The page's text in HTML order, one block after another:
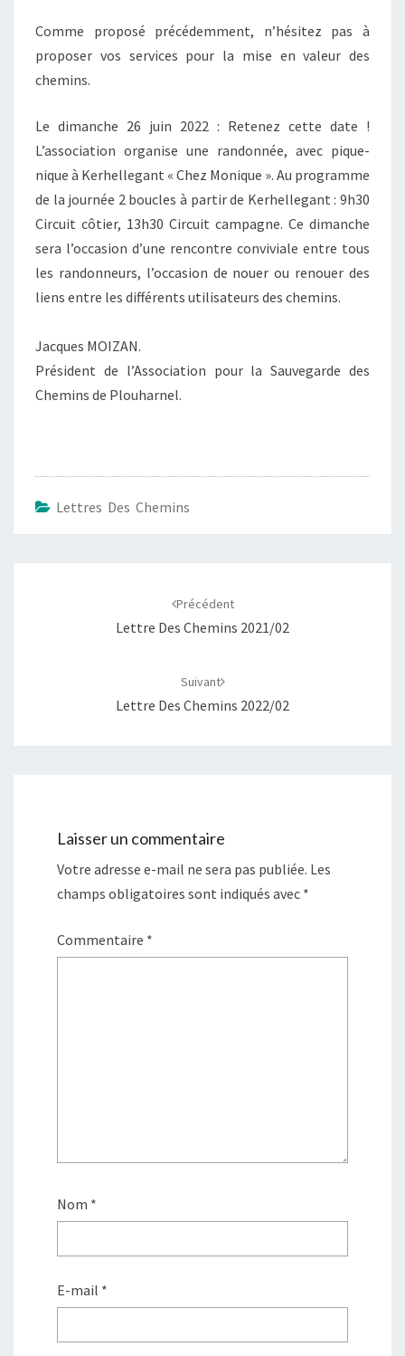
Comme proposé précédemment, n’hésitez pas à
proposer vos services pour la mise en valeur des
chemins.
Le dimanche 26 juin 2022 : Retenez cette date !
L’association organise une randonnée, avec pique-
nique à Kerhellegant « Chez Monique ». Au programme
de la journée 2 boucles à partir de Kerhellegant : 9h30
Circuit côtier, 13h30 Circuit campagne. Ce dimanche
sera l’occasion d’une rencontre conviviale entre tous
les randonneurs, l’occasion de nouer ou renouer des
liens entre les différents utilisateurs des chemins.
Jacques MOIZAN.
Président de l’Association pour la Sauvegarde des
Chemins de Plouharnel.
Lettres Des Chemins
Précédent
Lettre Des Chemins 2021/02
Suivant
Lettre Des Chemins 2022/02
Laisser un commentaire
Votre adresse e-mail ne sera pas publiée. Les
champs obligatoires sont indiqués avec *
Commentaire *
Nom *
E-mail *